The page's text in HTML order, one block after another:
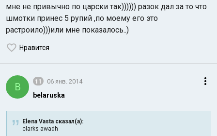
мне не привычно по царски так)))))) разок дал за то что
шмотки принес 5 рупий ,по моему его это
растроило)))или мне показалось..)
Нравится
B 11 06 янв. 2014
belaruska
Elena Vasta сказал(а):
clarks awadh